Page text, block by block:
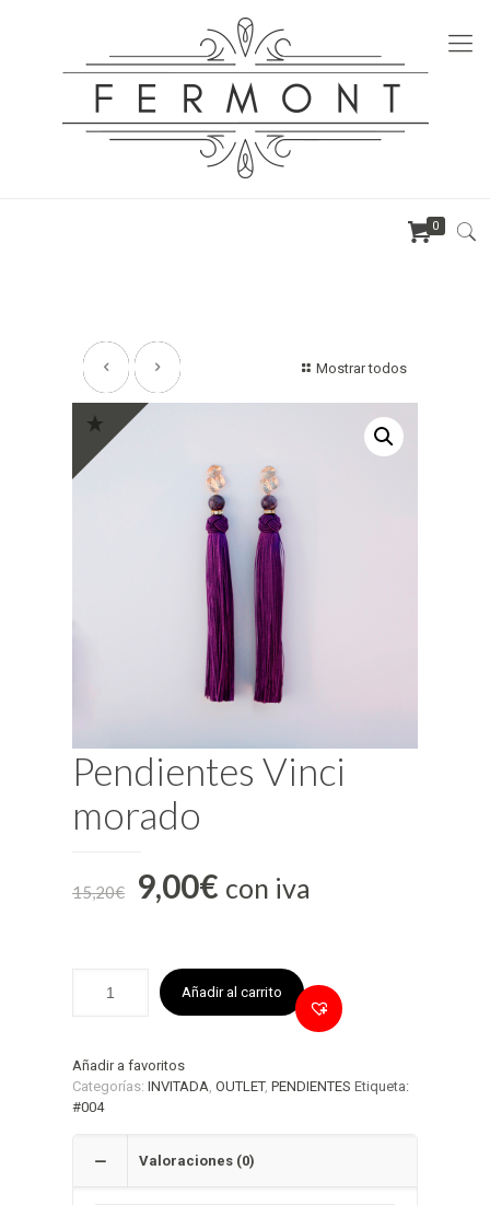
0
Mostrar todos
Pendientes Vinci
morado
15,20€ 9,00€ con iva
Añadir al carrito
Añadir a favoritos
Categorías: INVITADA OUTLET, PENDIENTES Etiqueta:
#004
Valoraciones (0)